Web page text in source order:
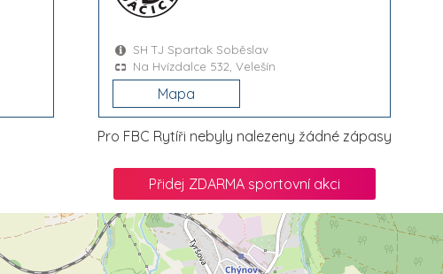
SH TJ Spartak Soběslav
Na Hvízdalce 532, Velešín
Mapa
Pro FBC Rytíři nebyly nalezeny žádné zápasy
Přidej ZDARMA sportovní akci